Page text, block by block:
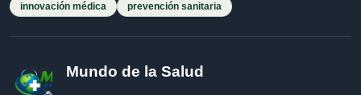
innovación médica
prevención sanitaria
Mundo de la Salud